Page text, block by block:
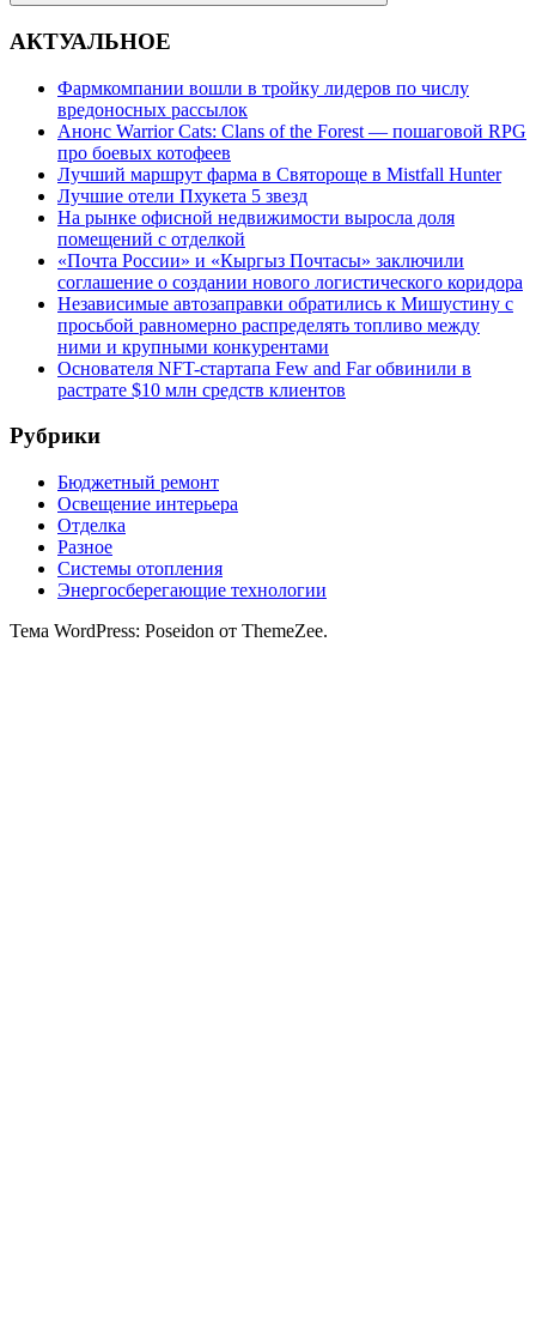
Поиск
АКТУАЛЬНОЕ
Фармкомпании вошли в тройку лидеров по числу
вредоносных рассылок
Анонс Warrior Cats: Clans of the Forest — пошаговой RPG
про боевых котофеев
Лучший маршрут фарма в Святороще в Mistfall Hunter
Лучшие отели Пхукета 5 звезд
На рынке офисной недвижимости выросла доля
помещений с отделкой
«Почта России» и «Кыргыз Почтасы» заключили
соглашение о создании нового логистического коридора
Независимые автозаправки обратились к Мишустину с
просьбой равномерно распределять топливо между
ними и крупными конкурентами
Основателя NFT-стартапа Few and Far обвинили в
растрате $10 млн средств клиентов
Рубрики
Бюджетный ремонт
Освещение интерьера
Отделка
Разное
Системы отопления
Энергосберегающие технологии
Тема WordPress: Poseidon от ThemeZee.